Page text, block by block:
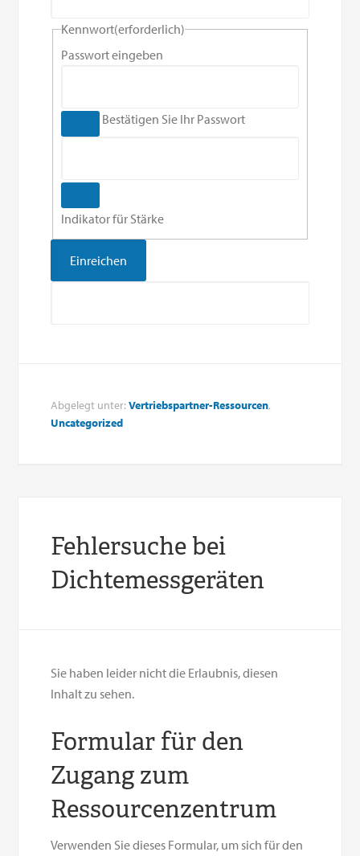
Kennwort(erforderlich)
Passwort eingeben
Bestätigen Sie Ihr Passwort
Indikator für Stärke
Abgelegt unter:Vertriebspartner-Ressourcen,
Uncategorized
Fehlersuche bei
Dichtemessgeräten
Sie haben leider nicht die Erlaubnis, diesen
Inhalt zu sehen.
Formular für den
Zugang zum
Ressourcenzentrum
Verwenden Sie dieses Formular, um sich für den